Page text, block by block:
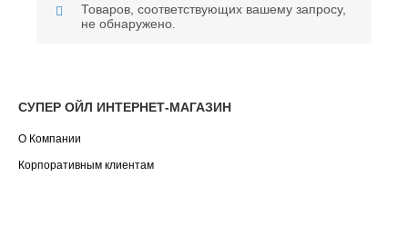
Товаров, соответствующих вашему запросу,
не обнаружено.
СУПЕР ОЙЛ ИНТЕРНЕТ-МАГАЗИН
О Компании
Корпоративным клиентам